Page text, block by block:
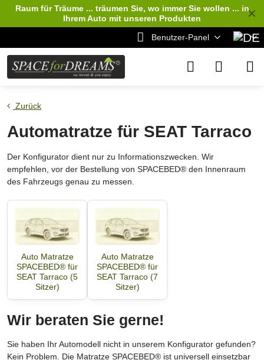
✕
Raum für Träume ... träumen Sie, wo immer Sie wollen ... in
Ihrem Auto mit unseren Produkten
Benutzer-Panel
Zurück
Automatratze für SEAT Tarraco
Der Konfigurator dient nur zu Informationszwecken. Wir
empfehlen, vor der Bestellung von SPACEBED® den Innenraum
des Fahrzeugs genau zu messen.
Auto Matratze
SPACEBED® für
SEAT Tarraco (5
Sitzer)
Auto Matratze
SPACEBED® für
SEAT Tarraco (7
Sitzer)
Wir beraten Sie gerne!
Sie haben Ihr Automodell nicht in unserem Konfigurator gefunden?
Kein Problem. Die Matratze SPACEBED® ist universell einsetzbar